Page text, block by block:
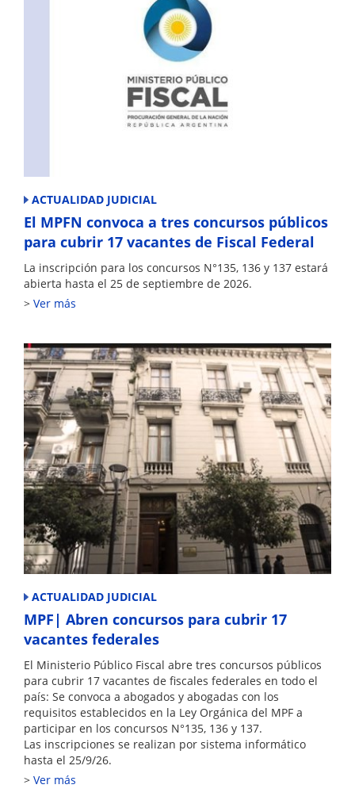
ACTUALIDAD JUDICIAL
El MPFN convoca a tres concursos públicos
para cubrir 17 vacantes de Fiscal Federal
La inscripción para los concursos N°135, 136 y 137 estará
abierta hasta el 25 de septiembre de 2026.
Ver más
ACTUALIDAD JUDICIAL
MPF| Abren concursos para cubrir 17
vacantes federales
El Ministerio Público Fiscal abre tres concursos públicos
para cubrir 17 vacantes de fiscales federales en todo el
país: Se convoca a abogados y abogadas con los
requisitos establecidos en la Ley Orgánica del MPF a
participar en los concursos N°135, 136 y 137.
Las inscripciones se realizan por sistema informático
hasta el 25/9/26.
Ver más